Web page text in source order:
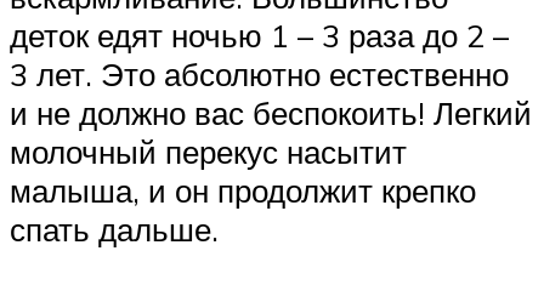
деток едят ночью 1 – 3 раза до 2 –
3 лет. Это абсолютно естественно
и не должно вас беспокоить! Легкий
молочный перекус насытит
малыша, и он продолжит крепко
спать дальше.